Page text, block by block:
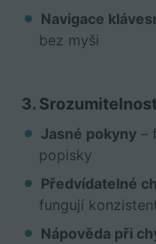
Navigace
bez myši
3. Srozumitelnost
Jasné pokyny –
popisky
Předvídatelné
fungují
Nápověda při